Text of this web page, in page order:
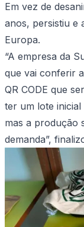
Em vez de
anos, persistiu e
Europa.
“A empresa da
que vai conferir
QR CODE que
ter um lote
mas a produção
demanda”,